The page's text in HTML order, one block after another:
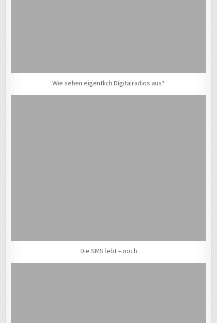
Wie sehen eigentlich Digitalradios aus?
Die SMS lebt – noch